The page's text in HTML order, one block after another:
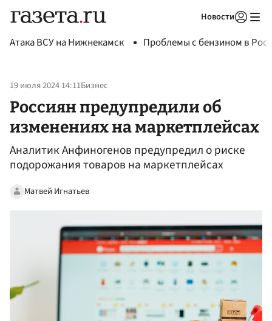
Новости
Атака ВСУ на Нижнекамск Проблемы с бензином в
19 июля 2024 14:11Бизнес
Россиян предупредили об
изменениях на маркетплейсах
Аналитик Анфиногенов предупредил о риске
подорожания товаров на маркетплейсах
Матвей Игнатьев